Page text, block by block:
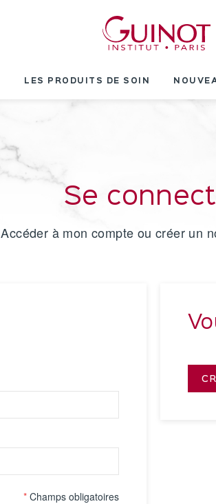
LES PRODUITS DE SOIN
Se
Accéder à mon compte ou créer un
* Champs obligatoires